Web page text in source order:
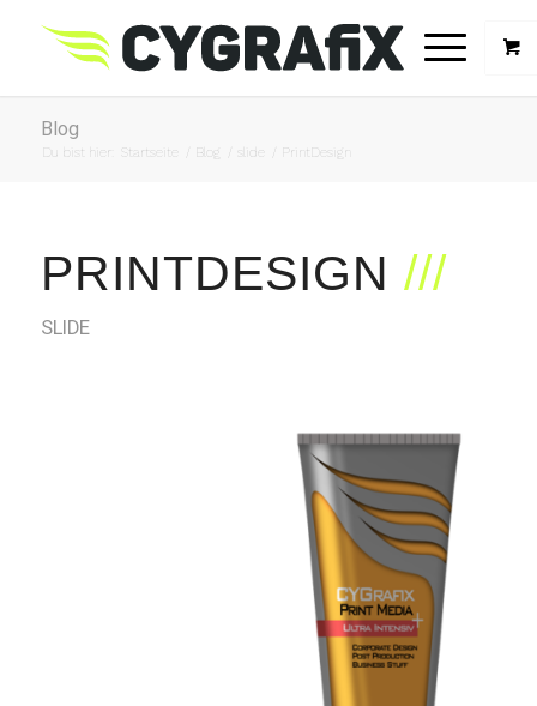
Blog
Du bist hier: Startseite Blog PrintDesign
PRINTDESIGN
SLIDE